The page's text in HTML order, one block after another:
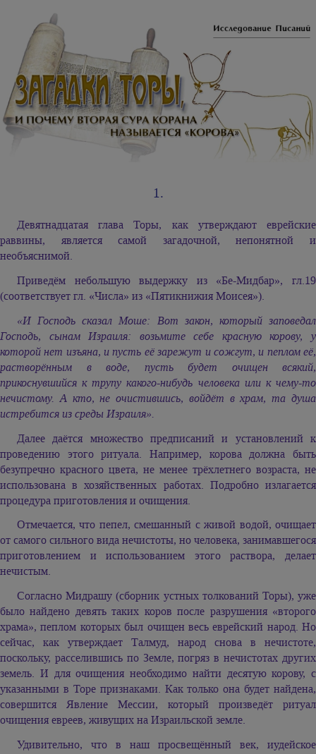
1.
Девятнадцатая глава Торы, как утверждают еврейские
раввины, является самой загадочной, непонятной и
необъяснимой.
Приведём небольшую выдержку из «Бе-Мидбар», гл.19
(соответствует гл. «Числа» из «Пятикнижия Моисея»).
«И Господь сказал Моше: Вот закон, который заповедал
Господь, сынам Израиля: возьмите себе красную корову, у
которой нет изъяна, и пусть её зарежут и сожгут, и пеплом её,
растворённым в воде, пусть будет очищен всякий,
прикоснувшийся к трупу какого-нибудь человека или к чему-то
нечистому. А кто, не очистившись, войдёт в храм, та душа
истребится из среды Израиля».
Далее даётся множество предписаний и установлений к
проведению этого ритуала. Например, корова должна быть
безупречно красного цвета, не менее трёхлетнего возраста, не
использована в хозяйственных работах. Подробно излагается
процедура приготовления и очищения.
Отмечается, что пепел, смешанный с живой водой, очищает
от самого сильного вида нечистоты, но человека, занимавшегося
приготовлением и использованием этого раствора, делает
нечистым.
Согласно Мидрашу (сборник устных толкований Торы), уже
было найдено девять таких коров после разрушения «второго
храма», пеплом которых был очищен весь еврейский народ. Но
сейчас, как утверждает Талмуд, народ снова в нечистоте,
поскольку, расселившись по Земле, погряз в нечистотах других
земель. И для очищения необходимо найти десятую корову, с
указанными в Торе признаками. Как только она будет найдена,
совершится Явление Мессии, который произведёт ритуал
очищения евреев, живущих на Израильской земле.
Удивительно, что в наш просвещённый век, иудейское